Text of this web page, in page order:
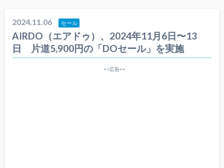
2024.11.06 セール
AIRDO（エアドゥ）、2024年11月6日〜13
日 片道5,900円の「DOセール」を実施
<<広告>>